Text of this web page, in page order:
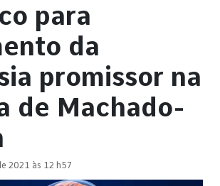
para
da
promissor na
de Machado-
2021 às 12 h57